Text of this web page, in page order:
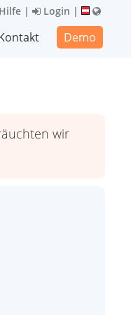
Hilfe | Login |
Demo
wir